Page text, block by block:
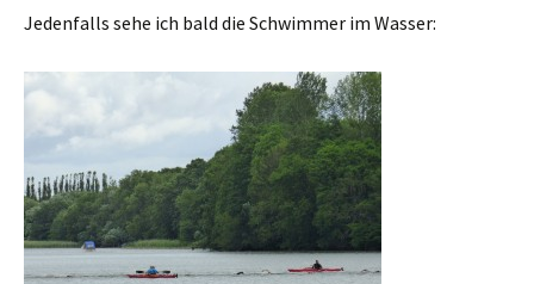
Jedenfalls sehe ich bald die Schwimmer im Wasser: